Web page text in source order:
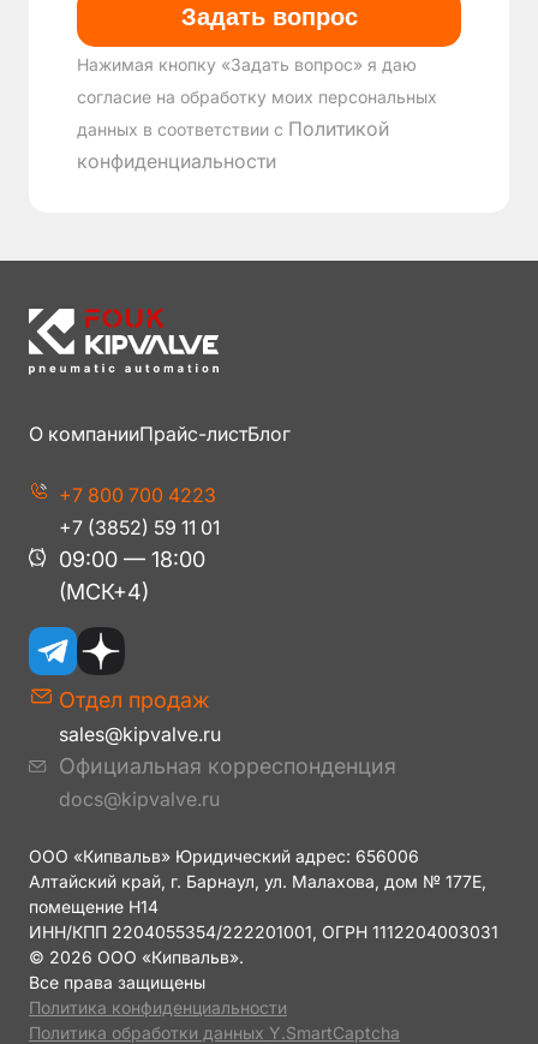
Нажимая кнопку «Задать вопрос» я даю
согласие на обработку моих персональных
данных в соответствии с Политикой
конфиденциальности
О компанииПрайс-листБлог
+7 800 700 4223
+7 (3852) 59 11 01
Отдел продаж
sales@kipvalve.ru
09:00 — 18:00
(МСК+4)
Официальная корреспонденция
docs@kipvalve.ru
© 2026 ООО «Кипвальв».
Все права защищены
Политика конфиденциальности
Политика обработки данных Y.SmartCaptcha
ООО «Кипвальв» Юридический адрес: 656006
Алтайский край, г. Барнаул, ул. Малахова, дом № 177Е,
помещение H14
ИНН/КПП 2204055354/222201001, ОГРН 1112204003031